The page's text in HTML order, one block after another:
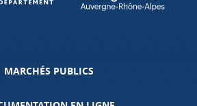
MARCHÉS PUBLICS